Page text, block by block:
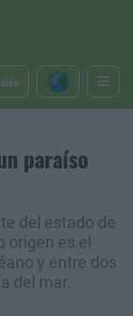
paraíso
del estado de
origen es el
y entre dos
del mar.